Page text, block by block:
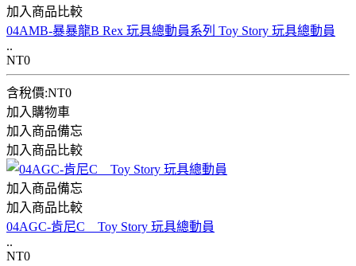
加入商品比較
04AMB-暴暴龍B Rex 玩具總動員系列 Toy Story 玩具總動員
..
NT0
含稅價:NT0
加入購物車
加入商品備忘
加入商品比較
加入商品備忘
加入商品比較
04AGC-肯尼C Toy Story 玩具總動員
..
NT0